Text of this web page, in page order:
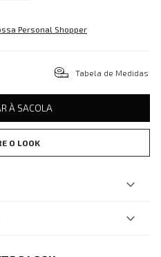
Personal Shopper
Tabela de Medidas
À SACOLA
O LOOK